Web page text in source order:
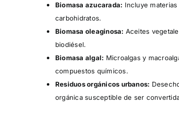
Biomasa azucarada: Incluye
carbohidratos.
Biomasa oleaginosa: Aceites
biodiésel.
Biomasa algal: Microalgas y
compuestos químicos.
Residuos orgánicos urbanos:
orgánica susceptible de ser